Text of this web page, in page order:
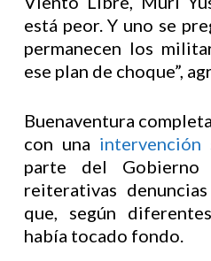
está peor. Y uno se
permanecen los
ese plan de choque”,
Buenaventura
con una
parte del Gobierno
reiterativas
que, según
había tocado fondo.